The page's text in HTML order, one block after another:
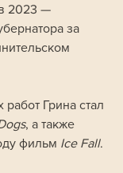
2023 —
за
Грина стал
, а также
фильм Ice Fall.